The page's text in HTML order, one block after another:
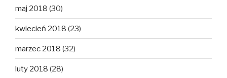
maj 2018 (30)
kwiecień 2018 (23)
marzec 2018 (32)
luty 2018 (28)